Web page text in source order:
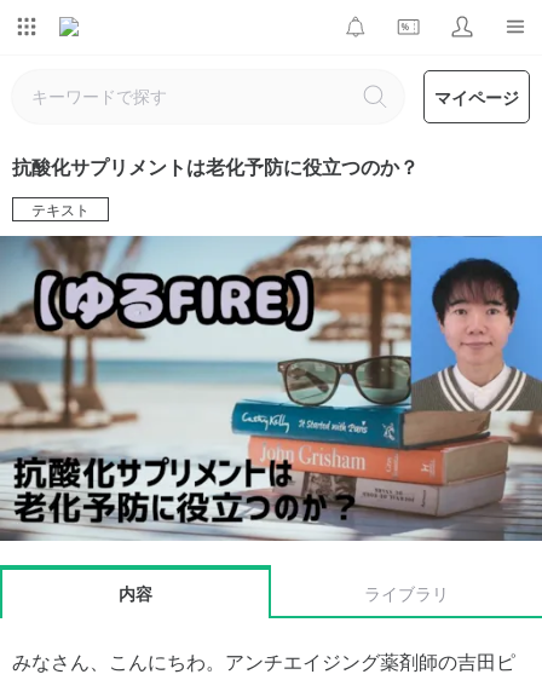
マイページ
抗酸化サプリメントは老化予防に役立つのか？
テキスト
内容 ライブラリ
みなさん、こんにちわ。アンチエイジング薬剤師の吉田ピ